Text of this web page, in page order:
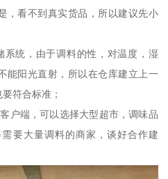
，看不到真实货品，所以建议先小
系统，由于调料的性，对温度，湿
能阳光直射，所以在仓库建立上一
符合标准；
户端，可以选择大型超市，调味品
要大量调料的商家，谈好合作建